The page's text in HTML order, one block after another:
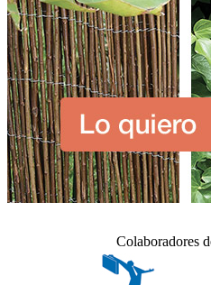
Colaboradores